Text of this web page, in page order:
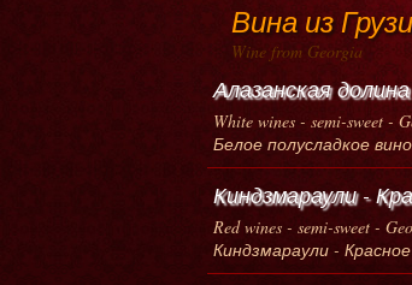
Вина из
Wine from Georgia
Алазанская
White wines - semi-sweet -
Белое полусладкое вино
Киндзмараули -
Red wines - semi-sweet -
Киндзмараули -